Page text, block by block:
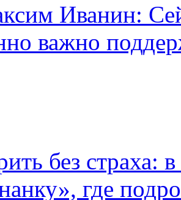
Иванин:
важно
без страха:
где